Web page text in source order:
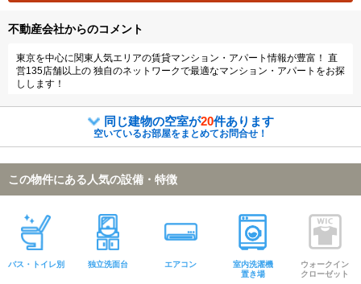
不動産会社からのコメント
東京を中心に関東人気エリアの賃貸マンション・アパート情報が豊富！ 直
営135店舗以上の 独自のネットワークで最適なマンション・アパートをお探
しします！
同じ建物の空室が20件あります
空いているお部屋をまとめてお問合せ！
この物件にある人気の設備・特徴
バス・トイレ別 独立洗面台 エアコン
室内洗濯機
置き場
ウォークイン
クローゼット